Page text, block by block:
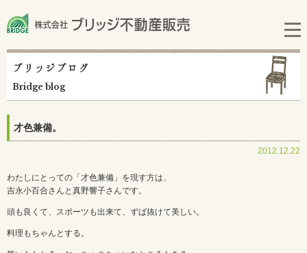
ブリッジブログ
Bridge blog
才色兼備。
2012.12.22
わたしにとっての「才色兼備」を現す方は、
吉永小百合さんと真野響子さんです。
頭も良くて、スポーツも出来て、ずば抜けて美しい。
料理もちゃんとする。